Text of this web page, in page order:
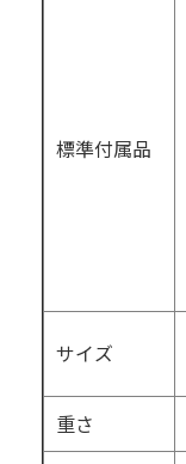
標準付属品
サイズ
重さ